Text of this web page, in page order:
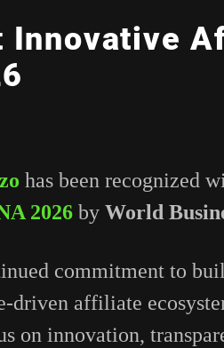
Innovative
has been recognized
2026 by World
commitment to
driven affiliate
on innovation,